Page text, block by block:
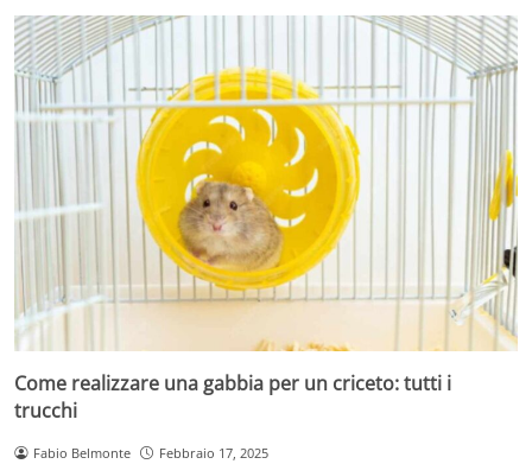
Come realizzare una gabbia per un criceto: tutti i
trucchi
Fabio Belmonte Febbraio 17, 2025